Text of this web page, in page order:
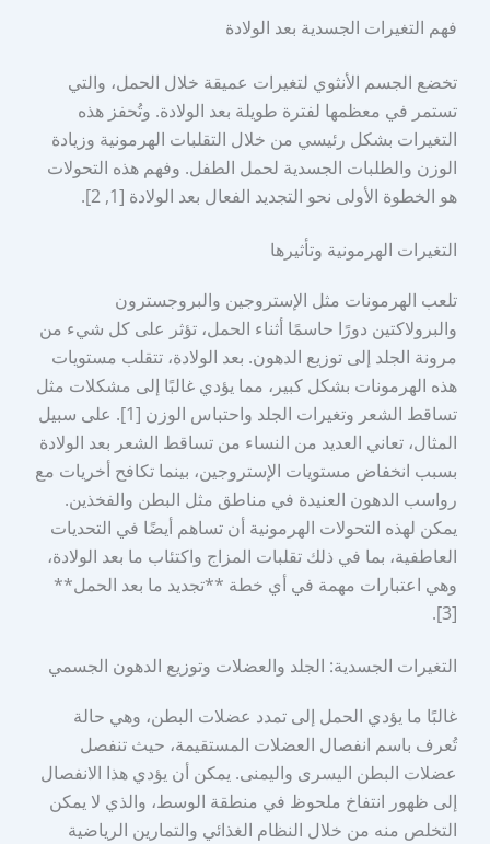
فهم التغيرات الجسدية بعد الولادة
تخضع الجسم الأنثوي لتغيرات عميقة خلال الحمل، والتي
تستمر في معظمها لفترة طويلة بعد الولادة. وتُحفز هذه
التغيرات بشكل رئيسي من خلال التقلبات الهرمونية وزيادة
الوزن والطلبات الجسدية لحمل الطفل. وفهم هذه التحولات
هو الخطوة الأولى نحو التجديد الفعال بعد الولادة [1, 2].
التغيرات الهرمونية وتأثيرها
تلعب الهرمونات مثل الإستروجين والبروجسترون
والبرولاكتين دورًا حاسمًا أثناء الحمل، تؤثر على كل شيء من
مرونة الجلد إلى توزيع الدهون. بعد الولادة، تتقلب مستويات
هذه الهرمونات بشكل كبير، مما يؤدي غالبًا إلى مشكلات مثل
تساقط الشعر وتغيرات الجلد واحتباس الوزن [1]. على سبيل
المثال، تعاني العديد من النساء من تساقط الشعر بعد الولادة
بسبب انخفاض مستويات الإستروجين، بينما تكافح أخريات مع
رواسب الدهون العنيدة في مناطق مثل البطن والفخذين.
يمكن لهذه التحولات الهرمونية أن تساهم أيضًا في التحديات
العاطفية، بما في ذلك تقلبات المزاج واكتئاب ما بعد الولادة،
وهي اعتبارات مهمة في أي خطة **تجديد ما بعد الحمل**
[3].
التغيرات الجسدية: الجلد والعضلات وتوزيع الدهون الجسمي
غالبًا ما يؤدي الحمل إلى تمدد عضلات البطن، وهي حالة
تُعرف باسم انفصال العضلات المستقيمة، حيث تنفصل
عضلات البطن اليسرى واليمنى. يمكن أن يؤدي هذا الانفصال
إلى ظهور انتفاخ ملحوظ في منطقة الوسط، والذي لا يمكن
التخلص منه من خلال النظام الغذائي والتمارين الرياضية